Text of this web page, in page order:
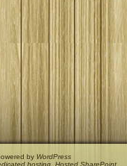
by WordPress
hosting Hosted SharePoint